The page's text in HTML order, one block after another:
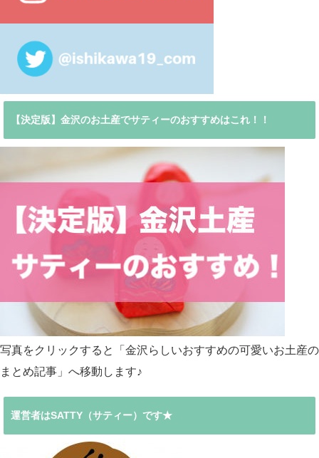
【決定版】金沢のお土産でサティーのおすすめはこれ！！
写真をクリックすると「金沢らしいおすすめの可愛いお土産の
まとめ記事」へ移動します♪
運営者はSATTY（サティー）です★